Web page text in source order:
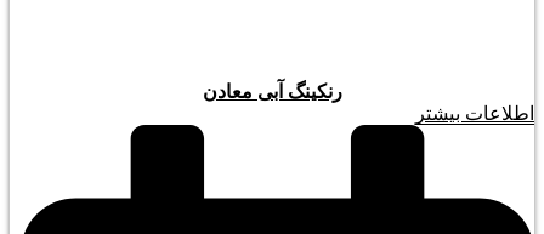
رنکینگ آبی معادن
اطلاعات بیشتر